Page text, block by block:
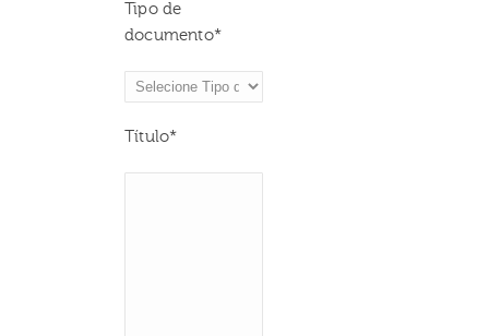
Tipo de
documento*
Título*